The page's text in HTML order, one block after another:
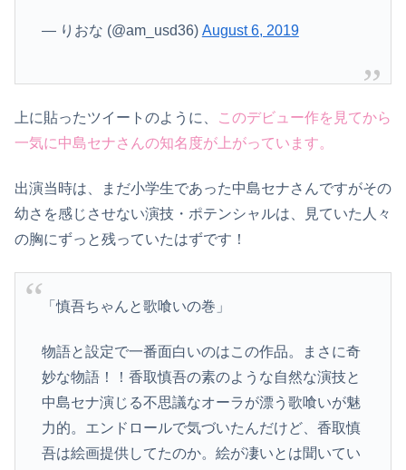
— りおな (@am_usd36) August 6, 2019
上に貼ったツイートのように、
このデビュー作を見てから
一気に中島セナさんの知名度が上がっています。
出演当時は、まだ小学生であった中島セナさんですがその
幼さを感じさせない演技・ポテンシャルは、見ていた人々
の胸にずっと残っていたはずです！
「慎吾ちゃんと歌喰いの巻」
物語と設定で一番面白いのはこの作品。まさに奇
妙な物語！！香取慎吾の素のような自然な演技と
中島セナ演じる不思議なオーラが漂う歌喰いが魅
力的。エンドロールで気づいたんだけど、香取慎
吾は絵画提供してたのか。絵が凄いとは聞いてい